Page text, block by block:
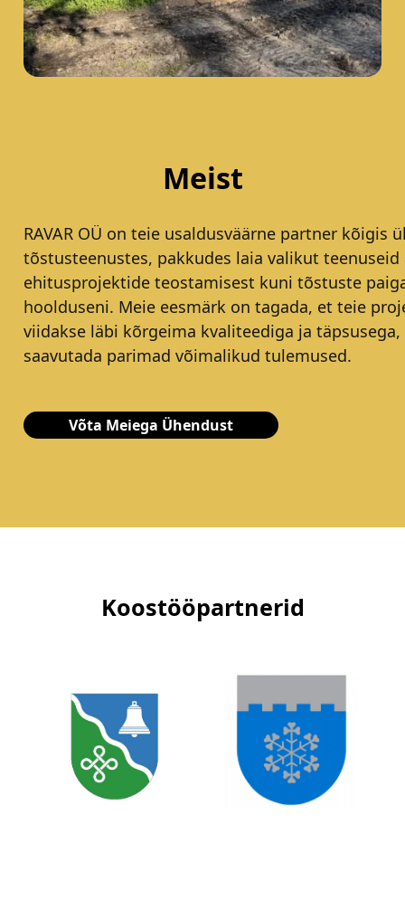
Meist
RAVAR OÜ on teie usaldusväärne partner kõigis
tõstusteenustes, pakkudes laia valikut teenuseid
ehitusprojektide teostamisest kuni tõstuste
hoolduseni. Meie eesmärk on tagada, et teie
viidakse läbi kõrgeima kvaliteediga ja täpsusega,
saavutada parimad võimalikud tulemused.
Võta Meiega Ühendust
Koostööpartnerid